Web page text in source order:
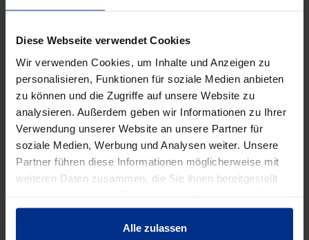
Diese Webseite verwendet Cookies
Wir verwenden Cookies, um Inhalte und Anzeigen zu
personalisieren, Funktionen für soziale Medien anbieten
zu können und die Zugriffe auf unsere Website zu
analysieren. Außerdem geben wir Informationen zu Ihrer
Verwendung unserer Website an unsere Partner für
soziale Medien, Werbung und Analysen weiter. Unsere
Partner führen diese Informationen möglicherweise mit
weiteren Daten zusammen, die Sie ihnen bereitgestellt
gesammelt haben.
Alle zulassen
DATENBLATT ERSTELLEN
HW-3110/300/1175
MINUS PLUS
Min.: 1 Stück
103,10 € AAJ